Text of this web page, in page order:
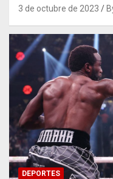
3 de octubre de 2023
DEPORTES